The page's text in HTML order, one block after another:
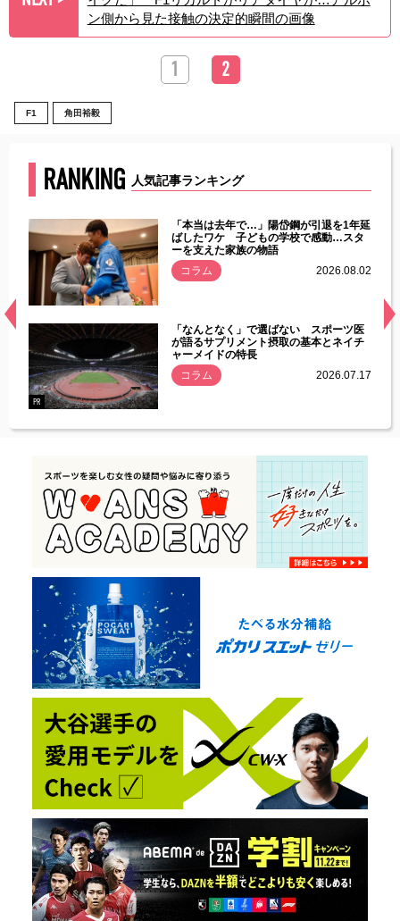
ン側から見た接触の決定的瞬間の画像
1 2
F1 角田裕毅
RANKING 人気記事ランキング
常
「本当は去年で…」陽岱鋼が引退を1年延
ばしたワケ 子どもの学校で感動…スタ
ーを支えた家族の物語
コラム
2026.08.02
PR
「なんとなく」で選ばない スポーツ医
が語るサプリメント摂取の基本とネイチ
ャーメイドの特長
コラム
2026.07.17